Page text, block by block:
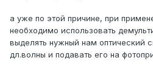
а уже по этой причине, при
необходимо использовать
выделять нужный нам оптический
дл.волны и подавать его на